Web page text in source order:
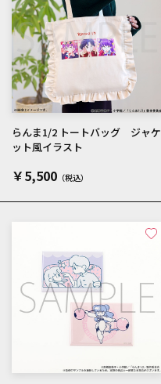
らんま1/2 トートバッグ ジャケ
ット風イラスト
￥5,500